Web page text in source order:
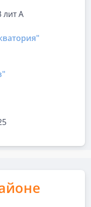
лит А